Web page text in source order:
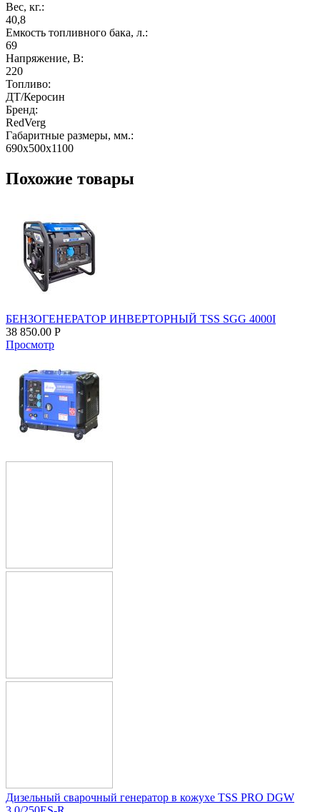
Вес, кг.:
40,8
Емкость топливного бака, л.:
69
Напряжение, В:
220
Топливо:
ДТ/Керосин
Бренд:
RedVerg
Габаритные размеры, мм.:
690х500х1100
Похожие товары
БЕНЗОГЕНЕРАТОР ИНВЕРТОРНЫЙ TSS SGG 4000I
38 850.00 Р
Просмотр
Дизельный сварочный генератор в кожухе TSS PRO DGW